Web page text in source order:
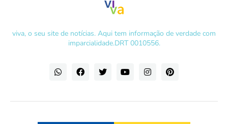
viva, o seu site de notícias. Aqui tem informação de verdade com
imparcialidade.DRT 0010556.